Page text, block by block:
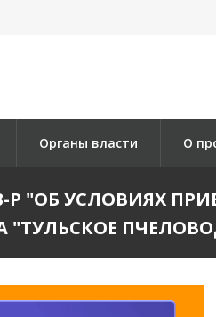
Органы власти О
Р "ОБ УСЛОВИЯХ